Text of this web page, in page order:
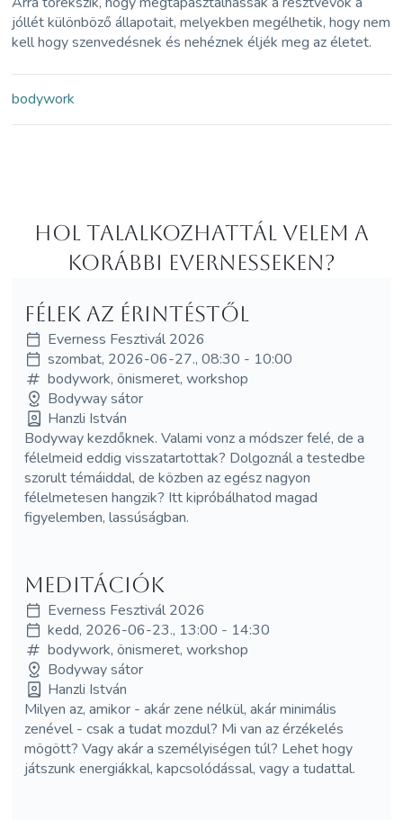
jóllét különböző állapotait, melyekben megélhetik, hogy nem
kell hogy szenvedésnek és nehéznek éljék meg az életet.
bodywork
Hol Talalkozhattál velem a
korábbi Evernesseken?
Félek az érintéstől
Everness Fesztivál 2026
szombat, 2026-06-27., 08:30 - 10:00
bodywork, önismeret, workshop
Bodyway sátor
Hanzli István
Bodyway kezdőknek. Valami vonz a módszer felé, de a
félelmeid eddig visszatartottak? Dolgoznál a testedbe
szorult témáiddal, de közben az egész nagyon
félelmetesen hangzik? Itt kipróbálhatod magad
figyelemben, lassúságban.
Meditációk
Everness Fesztivál 2026
kedd, 2026-06-23., 13:00 - 14:30
bodywork, önismeret, workshop
Bodyway sátor
Hanzli István
Milyen az, amikor - akár zene nélkül, akár minimális
zenével - csak a tudat mozdul? Mi van az érzékelés
mögött? Vagy akár a személyiségen túl? Lehet hogy
játszunk energiákkal, kapcsolódással, vagy a tudattal.